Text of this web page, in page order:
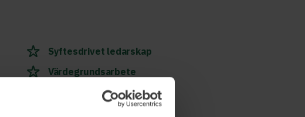
Syftesdrivet ledarskap
Värdegrundsarbete
Chefsrådgivning